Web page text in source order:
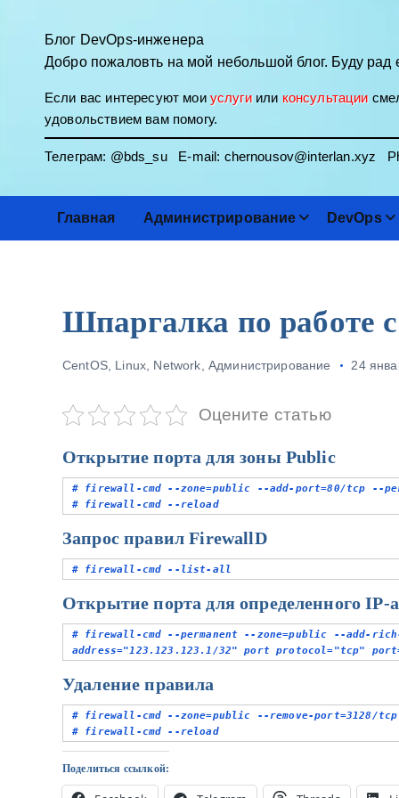
Блог DevOps-инженера
Добро пожаловть на мой небольшой блог. Буду рад
Если вас интересуют мои услугиили консультации
удовольствием вам помогу.
Телеграм: @bds_suE-mail: chernousov@interlan.xyz
Главная Администрирование DevOps
Шпаргалка по работе
CentOS, Linux Network Администрирование 24
Оцените статью
Открытие порта для зоны Public
# firewall-cmd --zone=public --add-port=80/tcp --
# firewall-cmd --reload
Запрос правил FirewallD
# firewall-cmd --list-all
Открытие порта для определенного IP-
# firewall-cmd --permanent --zone=public --add-
address="123.123.123.1/32" port protocol="tcp"
Удаление правила
# firewall-cmd --zone=public --remove-port=3128/tcp
# firewall-cmd --reload
Поделиться ссылкой: